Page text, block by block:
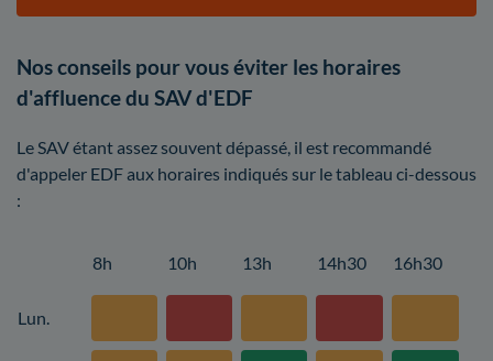
Nos conseils pour vous éviter les horaires
d'affluence du SAV d'EDF
Le SAV étant assez souvent dépassé, il est recommandé
d'appeler EDF aux horaires indiqués sur le tableau ci-dessous
:
8h 10h 13h 14h30 16h30
Lun.